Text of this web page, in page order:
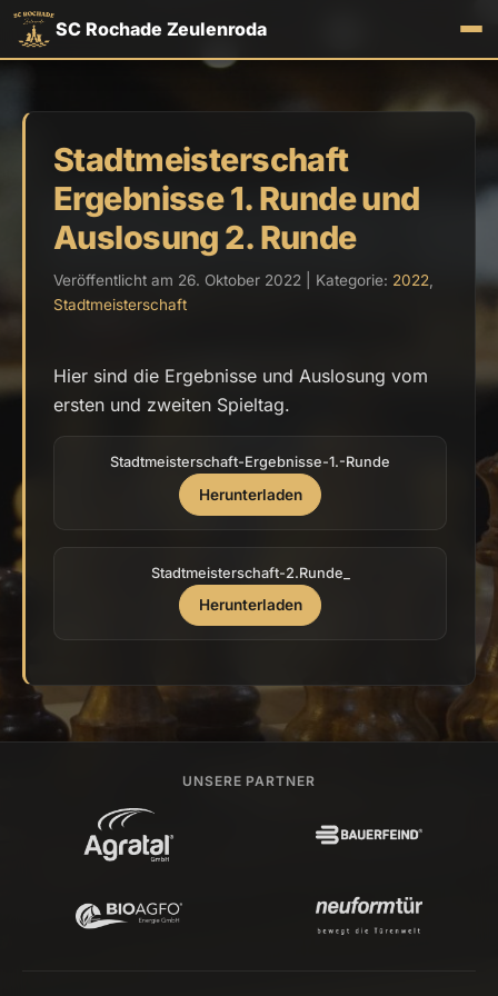
SC Rochade Zeulenroda
Stadtmeisterschaft
Ergebnisse 1. Runde und
Auslosung 2. Runde
Veröffentlicht am 26. Oktober 2022 | Kategorie: 2022
Stadtmeisterschaft
Hier sind die Ergebnisse und Auslosung vom
ersten und zweiten Spieltag.
Stadtmeisterschaft-Ergebnisse-1.-Runde
Herunterladen
Stadtmeisterschaft-2.Runde_
Herunterladen
UNSERE PARTNER